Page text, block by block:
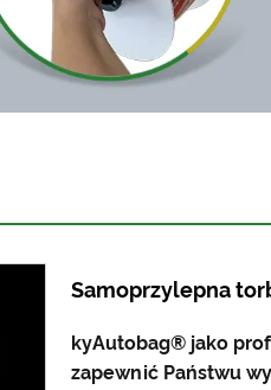
Samoprzylepna
kyAutobag® jako
zapewnić Państwu